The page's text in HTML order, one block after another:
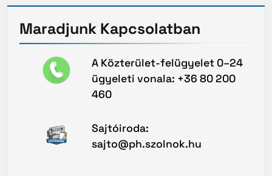
Maradjunk Kapcsolatban
A Közterület-felügyelet 0–24
ügyeleti vonala: +36 80 200
460
Sajtóiroda:
sajto@ph.szolnok.hu